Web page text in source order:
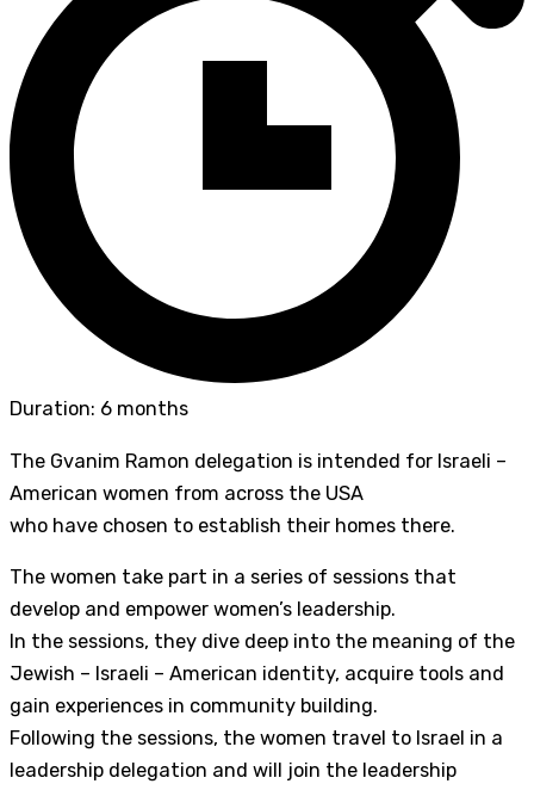
Duration: 6 months
The Gvanim Ramon delegation is intended for Israeli –
American women from across the USA
who have chosen to establish their homes there.
The women take part in a series of sessions that
develop and empower women’s leadership.
In the sessions, they dive deep into the meaning of the
Jewish – Israeli – American identity, acquire tools and
gain experiences in community building.
Following the sessions, the women travel to Israel in a
leadership delegation and will join the leadership